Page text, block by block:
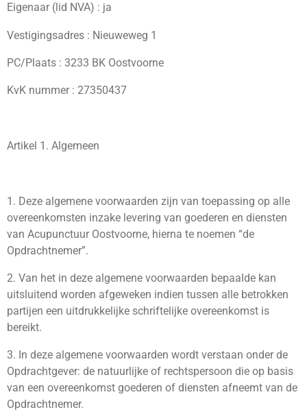
Eigenaar (lid NVA) : ja
Vestigingsadres : Nieuweweg 1
PC/Plaats : 3233 BK Oostvoorne
KvK nummer : 27350437
Artikel 1. Algemeen
1. Deze algemene voorwaarden zijn van toepassing op alle
overeenkomsten inzake levering van goederen en diensten
van Acupunctuur Oostvoorne, hierna te noemen “de
Opdrachtnemer”.
2. Van het in deze algemene voorwaarden bepaalde kan
uitsluitend worden afgeweken indien tussen alle betrokken
partijen een uitdrukkelijke schriftelijke overeenkomst is
bereikt.
3. In deze algemene voorwaarden wordt verstaan onder de
Opdrachtgever: de natuurlijke of rechtspersoon die op basis
van een overeenkomst goederen of diensten afneemt van de
Opdrachtnemer.